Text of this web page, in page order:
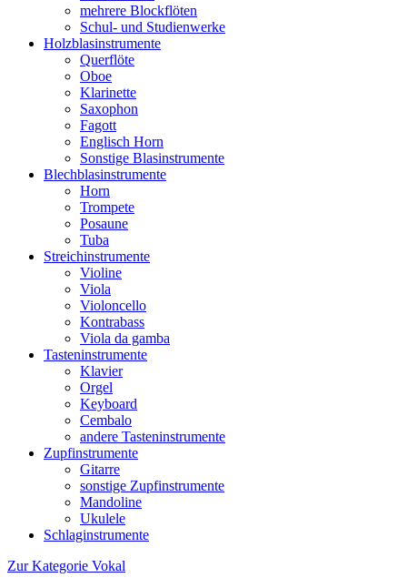
mehrere Blockflöten
Schul- und Studienwerke
Holzblasinstrumente
Querflöte
Oboe
Klarinette
Saxophon
Fagott
Englisch Horn
Sonstige Blasinstrumente
Blechblasinstrumente
Horn
Trompete
Posaune
Tuba
Streichinstrumente
Violine
Viola
Violoncello
Kontrabass
Viola da gamba
Tasteninstrumente
Klavier
Orgel
Keyboard
Cembalo
andere Tasteninstrumente
Zupfinstrumente
Gitarre
sonstige Zupfinstrumente
Mandoline
Ukulele
Schlaginstrumente
Zur Kategorie Vokal